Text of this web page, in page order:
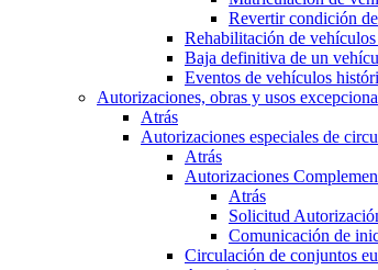
Revertir condición
Rehabilitación de
Baja definitiva de un
Eventos de vehículos
Autorizaciones, obras y usos
Atrás
Autorizaciones especiales de
Atrás
Autorizaciones
Atrás
Solicitud
Comunicación de
Circulación de conjuntos